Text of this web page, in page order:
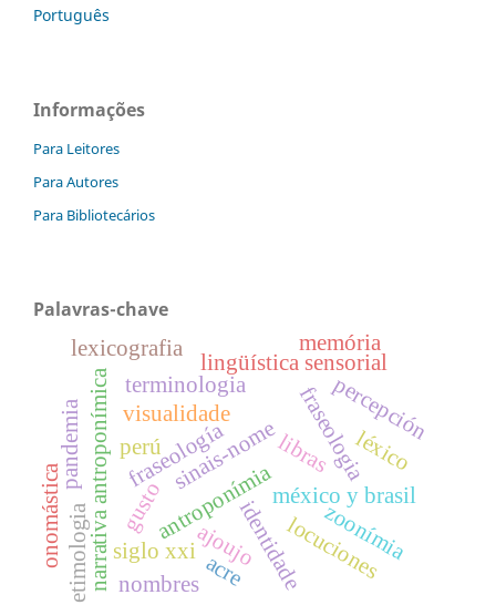
Português
Informações
Para Leitores
Para Autores
Para Bibliotecários
Palavras-chave
antroponímia
sinais-nomelibras
visualidade
identidade
narrativa antroponímicasiglo xxi
méxico y brasil
fraseologia
etimologia
terminologia
lingüística sensorial
percepción
fraseología
locuciones
gusto
pandemia
ajoujo
léxico
memória
onomástica zoonímia
acre
lexicografia
nombres
perú